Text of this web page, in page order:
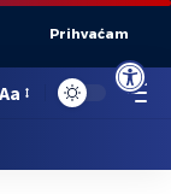
Open
Prihvaćam
Aa